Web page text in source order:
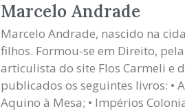
Marcelo Andrade
Marcelo Andrade, nascido na
filhos. Formou-se em Direito,
articulista do site Flos Carmeli e
publicados os seguintes livros: •
Aquino à Mesa; • Impérios